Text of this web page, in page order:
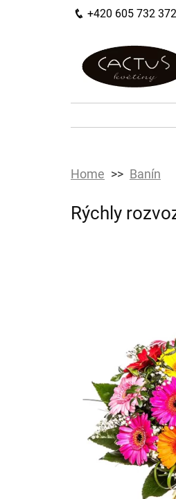
+420 605 732 372
Home Banín
Rýchly